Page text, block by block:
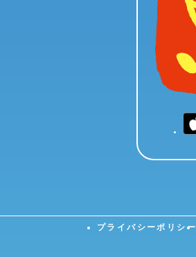
プライバシーポリシー